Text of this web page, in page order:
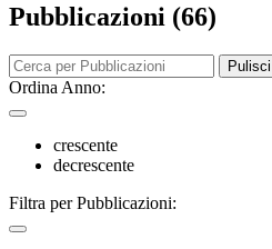
Pubblicazioni (66)
Pulisci
Ordina Anno:
crescente
decrescente
Filtra per Pubblicazioni: